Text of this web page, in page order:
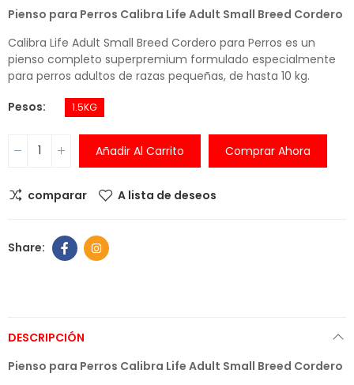
Pienso para Perros Calibra Life Adult Small Breed Cordero
Calibra Life Adult Small Breed Cordero para Perros es un
pienso completo superpremium formulado especialmente
para perros adultos de razas pequeñas, de hasta 10 kg.
Pesos
1.5KG
Añadir Al Carrito Comprar Ahora
comparar A lista de deseos
DESCRIPCIÓN
Pienso para Perros Calibra Life Adult Small Breed Cordero